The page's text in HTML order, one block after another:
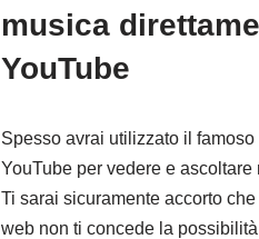
musica
YouTube
Spesso avrai utilizzato il famoso
YouTube per vedere e
Ti sarai sicuramente accorto
web non ti concede la